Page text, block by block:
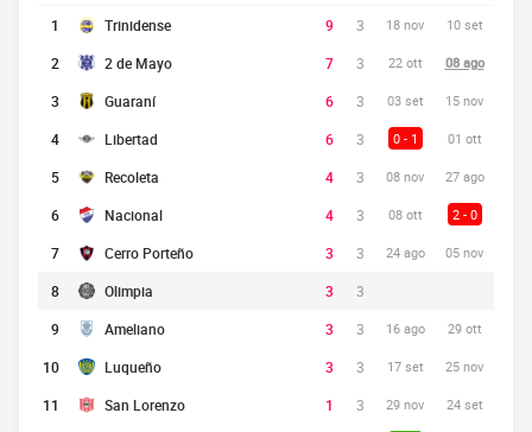
1 Trinidense 9 3 18 nov 10 set
2 2 de Mayo 7 3 22 ott 08 ago
3 Guaraní 6 3 03 set 15 nov
4 Libertad 6 3 0 - 1 01 ott
5 Recoleta 4 3 08 nov 27 ago
6 Nacional 4 3 08 ott 2 - 0
7 Cerro Porteño 3 3 24 ago 05 nov
8 Olimpia 3
3
9
Ameliano 3 3 16 ago 29 ott
10 Luqueño 3 3 17 set 25 nov
11 San Lorenzo 1 3 29 nov 24 set